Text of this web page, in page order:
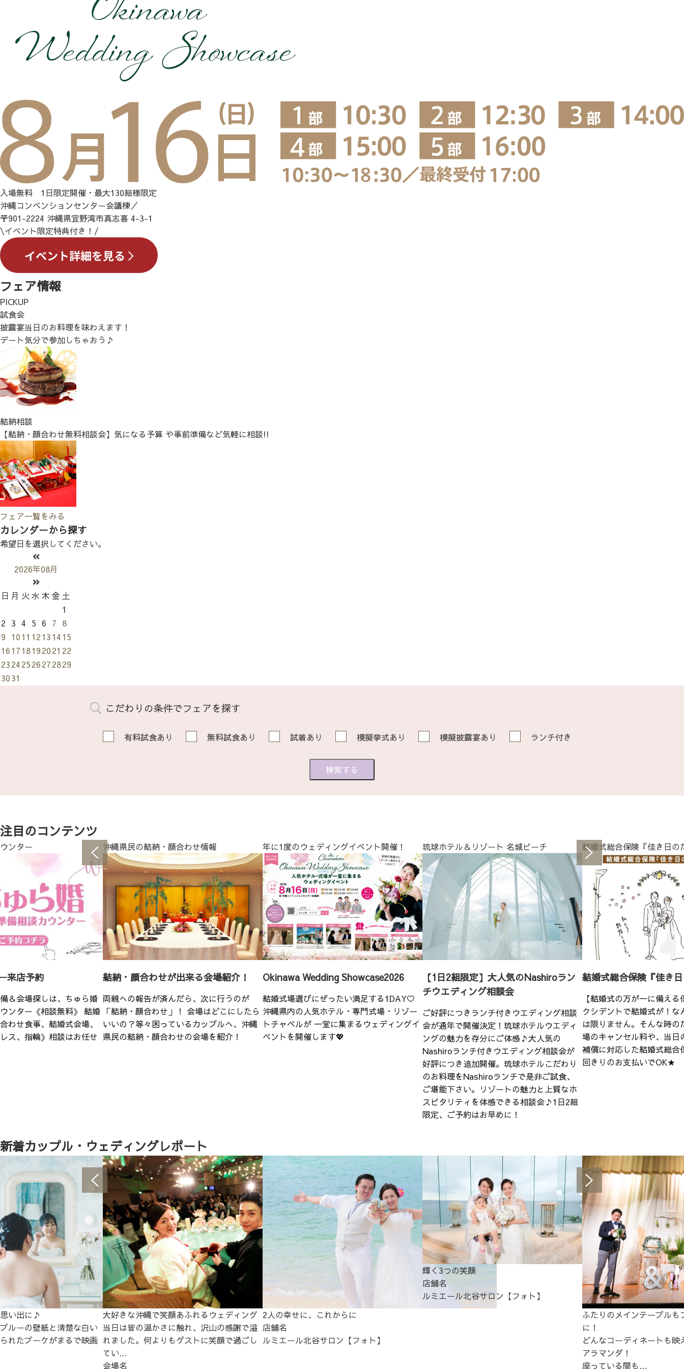
入場無料 1日限定開催・最大130組様限定
沖縄コンベンションセンター会議棟／
〒901-2224 沖縄県宜野湾市真志喜 4-3-1
\イベント限定特典付き！/
フェア情報
PICKUP
試食会
披露宴当日のお料理を味わえます！
デート気分で参加しちゃおう♪
結納相談
【結納・顔合わせ無料相談会】気になる予算 や事前準備など気軽に相談!!
フェア一覧をみる
カレンダーから探す
希望日を選択してください。
2026年08月
日 月 火 水 木 金 土
1
2 3 4 5 6 7 8
9 1011 12131415
161718192021 22
23242526272829
3031
こだわりの条件でフェアを探す
有料試食あり 無料試食あり 試着あり 模擬挙式あり 模擬披露宴あり ランチ付き
注目のコンテンツ
ンター
来店予約
＆会場探しは、ちゅら婚
ンター《相談無料》 結婚
わせ食事、結婚式会場、
ス、指輪》相談はお任せ
沖縄県民の結納・顔合わせ情報
結納・顔合わせが出来る会場紹介！
両親への報告が済んだら、次に行うのが
「結納・顔合わせ」！ 会場はどこにしたら
いいの？等々困っているカップルへ、沖縄
県民の結納・顔合わせの会場を紹介！
年に1度のウェディングイベント開催！
Okinawa Wedding Showcase2026
結婚式場選びにぜったい満足する1DAY♡
沖縄県内の人気ホテル・専門式場・リゾー
トチャペルが 一堂に集まるウェディングイ
ベントを開催します💖
琉球ホテル＆リゾート 名城ビーチ
【1日2組限定】大人気のNashiroラン
チウエディング相談会
ご好評につきランチ付きウエディング相談
会が通年で開催決定！琉球ホテルウエディ
ングの魅力を存分にご体感♪大人気の
Nashiroランチ付きウエディング相談会が
好評につき追加開催。琉球ホテルこだわり
のお料理をNashiroランチで是非ご試食、
ご堪能下さい。リゾートの魅力と上質なホ
スピタリティを体感できる相談会♪1日2組
限定、ご予約はお早めに！
結婚式総合保険『佳き日の
結婚式総合保険『佳き
【結婚式の万が一に備え
クシデントで結婚式が！な
は限りません。そんな時の
場のキャンセル料や、当日
補償に対応した結婚式総
回きりのお支払いでOK★
新着カップル・ウェディングレポート
い出に♪
ルーの壁紙と清楚な白い
れたブーケがまるで映画
大好きな沖縄で笑顔あふれるウェディング
当日は皆の温かさに触れ、沢山の感謝で溢
れました。何よりもゲストに笑顔で過ごし
てい...
会場名
2人の幸せに、これからに
店舗名
ルミエール北谷サロン【フォト】
輝く3つの笑顔
店舗名
ルミエール北谷サロン【フォト】
ふたりのメインテーブルも
に！
どんなコーディネートも映
アラマンダ！
座っている間も...